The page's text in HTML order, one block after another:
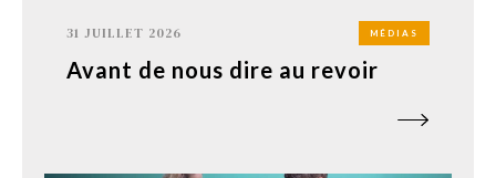
31 JUILLET 2026 MÉDIAS
Avant de nous dire au revoir